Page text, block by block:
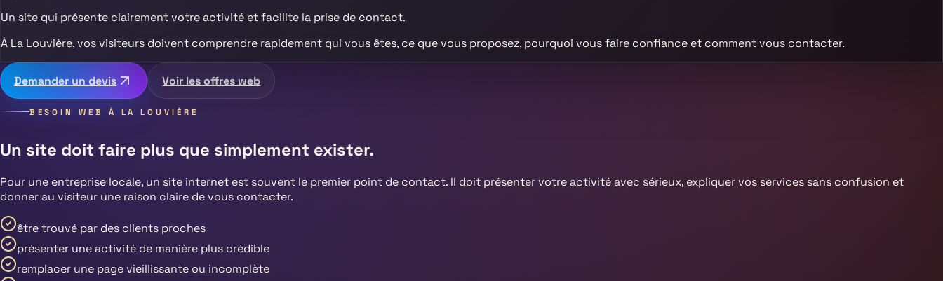
Un site qui présente clairement votre activité et facilite la prise de contact.
À La Louvière, vos visiteurs doivent comprendre rapidement qui vous êtes, ce que vous proposez, pourquoi vous faire confiance et comment vous contacter.
Demander un devis Voir les offres web
BESOIN WEB À LA LOUVIÈRE
Un site doit faire plus que simplement exister.
Pour une entreprise locale, un site internet est souvent le premier point de contact. Il doit présenter votre activité avec sérieux, expliquer vos services sans confusion et
donner au visiteur une raison claire de vous contacter.
être trouvé par des clients proches
présenter une activité de manière plus crédible
remplacer une page vieillissante ou incomplète